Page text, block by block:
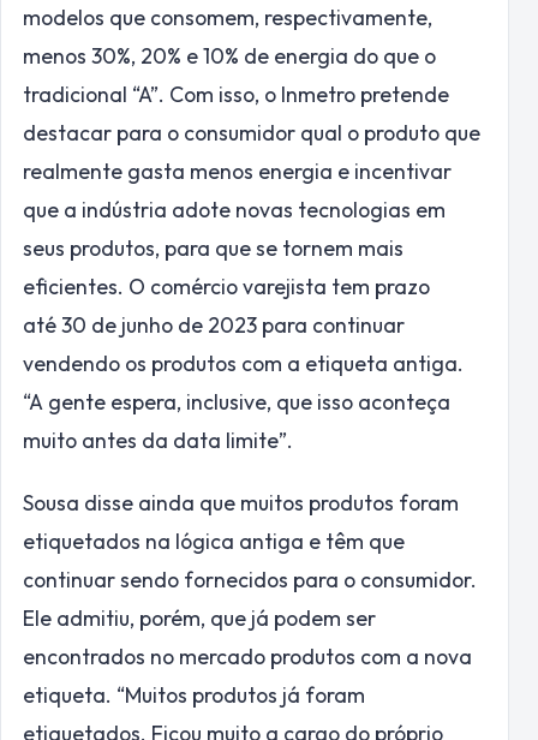
modelos que consomem, respectivamente,
menos 30%, 20% e 10% de energia do que o
tradicional “A”. Com isso, o Inmetro pretende
destacar para o consumidor qual o produto que
realmente gasta menos energia e incentivar
que a indústria adote novas tecnologias em
seus produtos, para que se tornem mais
eficientes. O comércio varejista tem prazo
até 30 de junho de 2023 para continuar
vendendo os produtos com a etiqueta antiga.
“A gente espera, inclusive, que isso aconteça
muito antes da data limite”.
Sousa disse ainda que muitos produtos foram
etiquetados na lógica antiga e têm que
continuar sendo fornecidos para o consumidor.
Ele admitiu, porém, que já podem ser
encontrados no mercado produtos com a nova
etiqueta. “Muitos produtos já foram
etiquetados. Ficou muito a cargo do próprio